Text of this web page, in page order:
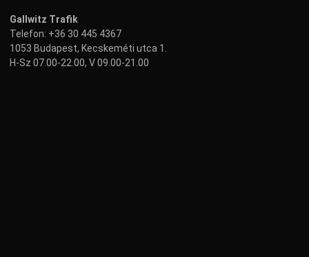
Gallwitz Trafik
Telefon: +36 30 445 4367
1053 Budapest, Kecskeméti utca 1.
H-Sz 07.00-22.00, V 09.00-21.00